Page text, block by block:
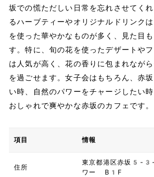
坂での慌ただしい日常を忘れさせてく
るハーブティーやオリジナルドリンク
を使った華やかなものが多く、見た目
す。特に、旬の花を使ったデザートや
は人気が高く、花の香りに包まれなが
を過ごせます。女子会はもちろん、赤
い時、自然のパワーをチャージしたい時
おしゃれで爽やかな赤坂のカフェです。
項目 情報
住所
東京都港区赤坂5-
ワー B1F